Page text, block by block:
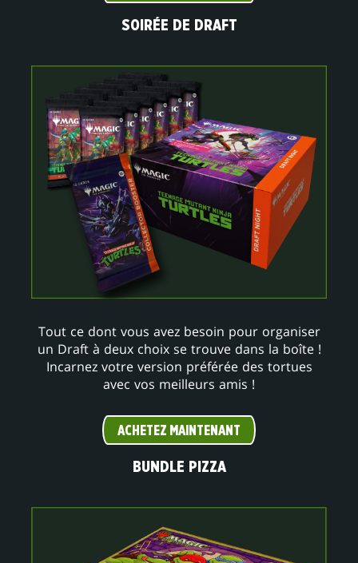
SOIRÉE DE DRAFT
Tout ce dont vous avez besoin pour organiser
un Draft à deux choix se trouve dans la boîte !
Incarnez votre version préférée des tortues
avec vos meilleurs amis !
ACHETEZ MAINTENANT
BUNDLE PIZZA